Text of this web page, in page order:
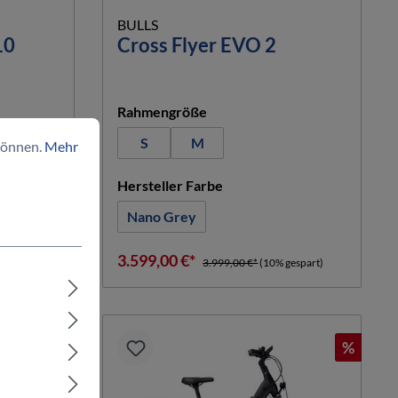
BULLS
Cross Flyer EVO 2
Rahmengröße
S
M
Hersteller Farbe
Nano Grey
3.599,00 €* 3.999,00 €*(10% gespart)
%
Mehr